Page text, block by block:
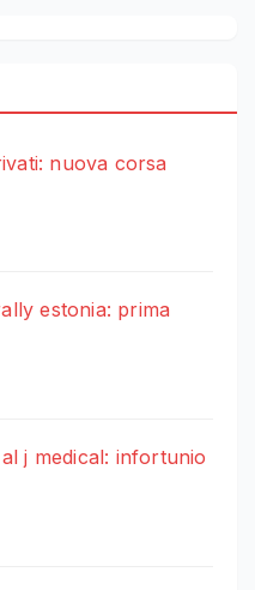
nuova corsa
estonia: prima
j medical: infortunio